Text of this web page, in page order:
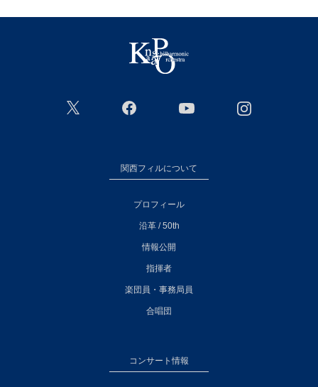
関西フィルについて
プロフィール
沿革 / 50th
情報公開
指揮者
楽団員・事務局員
合唱団
コンサート情報